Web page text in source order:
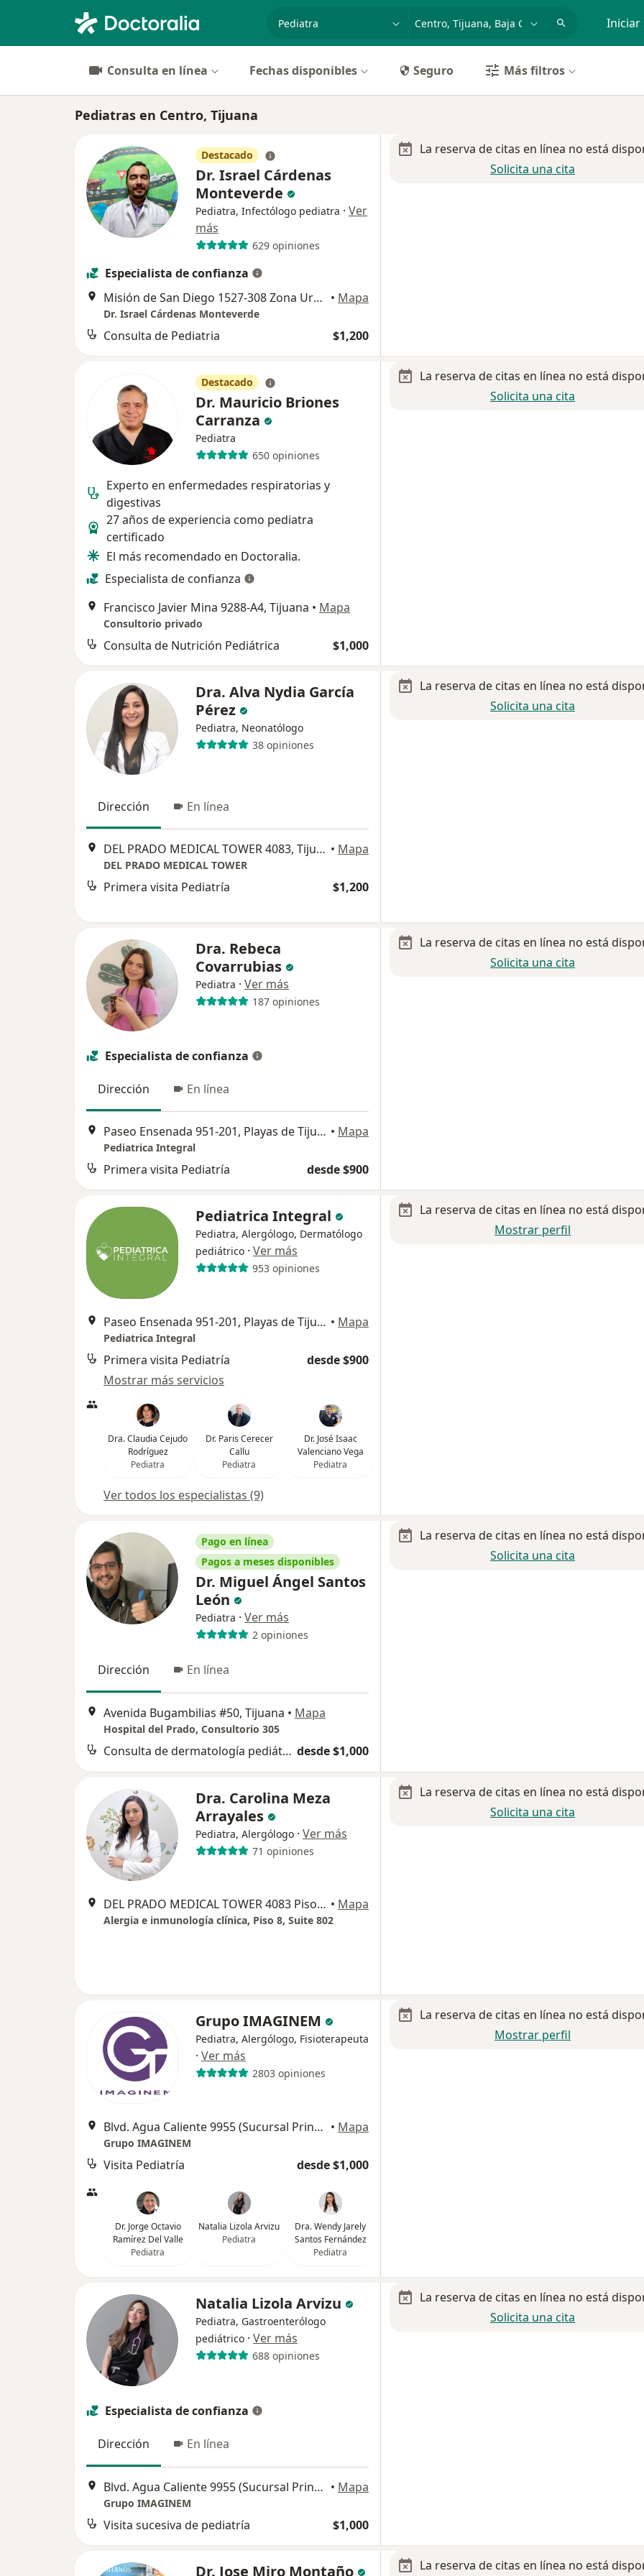
Iniciar
Consulta en línea Fechas disponibles Seguro Más filtros
Pediatras en Centro, Tijuana
Destacado
Dr. Israel Cárdenas
Monteverde
Pediatra, Infectólogo pediatra · Ver
más
629 opiniones
Especialista de confianza
Misión de San Diego 1527-308 Zona Urbana Río Tijuana, Tijuana • Mapa
Dr. Israel Cárdenas Monteverde
Consulta de Pediatria $1,200
La reserva de citas en línea no está
Solicita una cita
Destacado
Dr. Mauricio Briones
Carranza
Pediatra
650 opiniones
Experto en enfermedades respiratorias y
digestivas
27 años de experiencia como pediatra
certificado
El más recomendado en Doctoralia.
Especialista de confianza
Francisco Javier Mina 9288-A4, Tijuana • Mapa
Consultorio privado
Consulta de Nutrición Pediátrica $1,000
La reserva de citas en línea no está
Solicita una cita
Dra. Alva Nydia García
Pérez
Pediatra, Neonatólogo
38 opiniones
Dirección En línea
DEL PRADO MEDICAL TOWER 4083, Tijuana • Mapa
DEL PRADO MEDICAL TOWER
Primera visita Pediatría $1,200
La reserva de citas en línea no está
Solicita una cita
Dra. Rebeca
Covarrubias
Pediatra · Ver más
187 opiniones
Especialista de confianza
Dirección En línea
Paseo Ensenada 951-201, Playas de Tijuana Sección Jardines, Tijuana, Baja California, México, Tijuana • Mapa
Pediatrica Integral
Primera visita Pediatría desde $900
La reserva de citas en línea no está
Solicita una cita
Pediatrica Integral
Pediatra, Alergólogo, Dermatólogo
pediátrico · Ver más
953 opiniones
Paseo Ensenada 951-201, Playas de Tijuana Sección Jardines, Tijuana, Baja California, México, Tijuana • Mapa
Pediatrica Integral
Primera visita Pediatría
desde $900
Mostrar más servicios
Dra. Claudia Cejudo
Rodríguez
Pediatra
Dr. Paris Cerecer
Callu
Pediatra
Dr. José Isaac
Valenciano Vega
Pediatra
Ver todos los especialistas (9)
La reserva de citas en línea no está
Mostrar perfil
Pago en línea
Pagos a meses disponibles
Dr. Miguel Ángel Santos
León
Pediatra · Ver más
2 opiniones
Dirección En línea
Avenida Bugambilias #50, Tijuana • Mapa
Hospital del Prado, Consultorio 305
Consulta de dermatología pediátrica desde $1,000
La reserva de citas en línea no está
Solicita una cita
Dra. Carolina Meza
Arrayales
Pediatra, Alergólogo · Ver más
71 opiniones
DEL PRADO MEDICAL TOWER 4083 Piso 8, Consultorio 802, Tijuana • Mapa
Alergia e inmunología clínica, Piso 8, Suite 802
La reserva de citas en línea no está
Solicita una cita
Grupo IMAGINEM
Pediatra, Alergólogo, Fisioterapeuta
· Ver más
2803 opiniones
Blvd. Agua Caliente 9955 (Sucursal Principal) Fracc, Calete, 22044 Tijuana Edificio Torela corporativo, Tijuana • Mapa
Grupo IMAGINEM
Visita Pediatría desde $1,000
Dr. Jorge Octavio
Ramírez Del Valle
Pediatra
Natalia Lizola Arvizu
Pediatra
Dra. Wendy Jarely
Santos Fernández
Pediatra
La reserva de citas en línea no está
Mostrar perfil
Natalia Lizola Arvizu
Pediatra, Gastroenterólogo
pediátrico · Ver más
688 opiniones
Especialista de confianza
Dirección En línea
Blvd. Agua Caliente 9955 (Sucursal Principal) Fracc, Calete, 22044 Tijuana Edificio Torela corporativo, Tijuana • Mapa
Grupo IMAGINEM
Visita sucesiva de pediatría $1,000
La reserva de citas en línea no está
Solicita una cita
Dr. Jose Miro Montaño La reserva de citas en línea no está